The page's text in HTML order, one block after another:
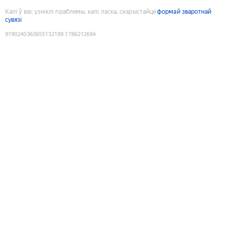
Калі ў вас узніклі праблемы, калі ласка, скарыстайцеформай зваротнай
сувязі
9190240363655132199:1786212694